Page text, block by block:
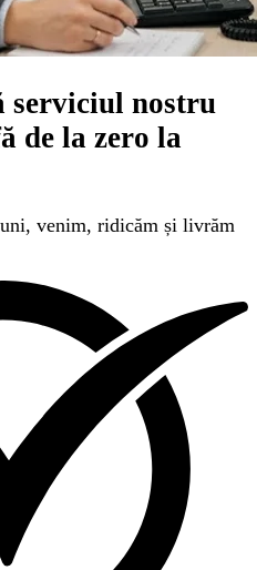
serviciul nostru
de la zero la
venim, ridicăm și livrăm